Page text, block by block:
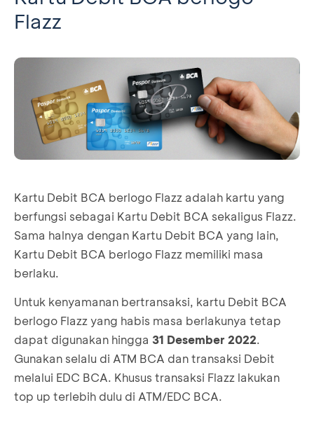
Flazz
Kartu Debit BCA berlogo Flazz adalah kartu yang
berfungsi sebagai Kartu Debit BCA sekaligus Flazz.
Sama halnya dengan Kartu Debit BCA yang lain,
Kartu Debit BCA berlogo Flazz memiliki masa
berlaku.
Untuk kenyamanan bertransaksi, kartu Debit BCA
berlogo Flazz yang habis masa berlakunya tetap
dapat digunakan hingga 31 Desember 2022.
Gunakan selalu di ATM BCA dan transaksi Debit
melalui EDC BCA. Khusus transaksi Flazz lakukan
top up terlebih dulu di ATM/EDC BCA.